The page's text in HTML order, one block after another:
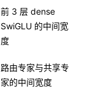
前 3 层 dense
SwiGLU 的中间宽
度
路由专家与共享专
家的中间宽度